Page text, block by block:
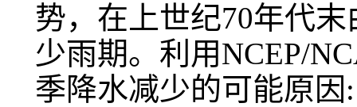
势，在上世纪70年代
少雨期。利用NCEP/
季降水减少的可能原